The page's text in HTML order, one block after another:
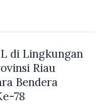
di Lingkungan
Riau
Bendera
78